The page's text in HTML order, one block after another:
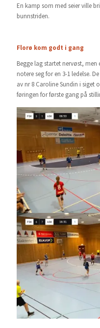
En kamp som med seier ville
bunnstriden.
Florø kom godt i gang
Begge lag startet nervøst,
notere seg for en 3-1 ledelse.
av nr 8 Caroline Sundin i siget
føringen for første gang på